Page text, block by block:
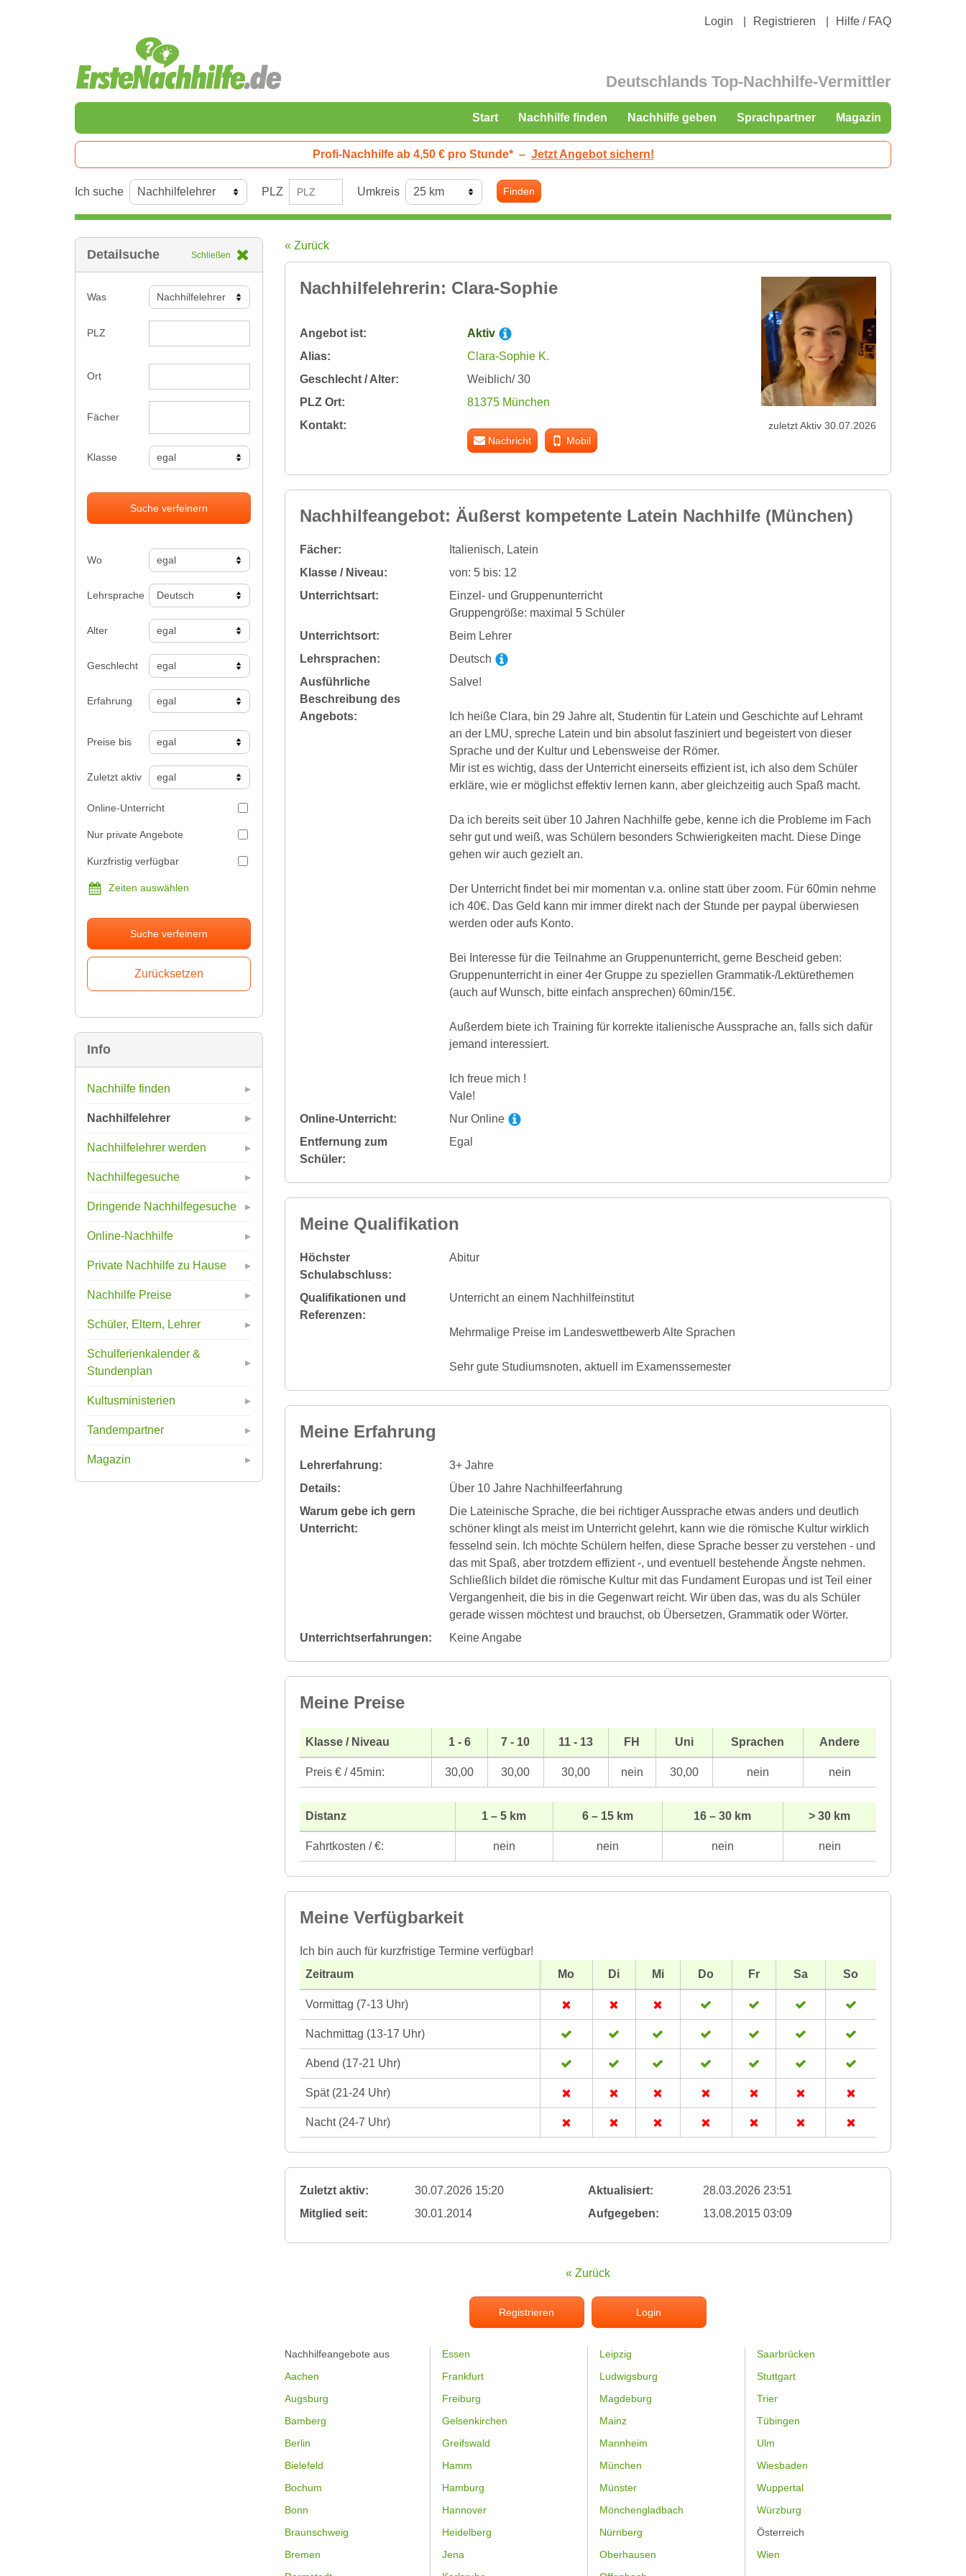
Login Registrieren Hilfe / FAQ
Deutschlands Top-Nachhilfe-Vermittler
Start Nachhilfe finden Nachhilfe geben Sprachpartner Magazin
Profi-Nachhilfe ab 4,50 € pro Stunde* – Jetzt Angebot sichern!
Ich suche PLZ Umkreis Finden
Detailsuche Schließen
Was
PLZ
Ort
Fächer
Klasse
Suche verfeinern
Wo
Lehrsprache
Alter
Geschlecht
Erfahrung
Preise bis
Zuletzt aktiv
Online-Unterricht
Nur private Angebote
Kurzfristig verfügbar
Zeiten auswählen
Suche verfeinern
Info
Nachhilfe finden
Nachhilfelehrer
Nachhilfelehrer werden
Nachhilfegesuche
Dringende Nachhilfegesuche
Online-Nachhilfe
Private Nachhilfe zu Hause
Nachhilfe Preise
Schüler, Eltern, Lehrer
Schulferienkalender &
Stundenplan
Kultusministerien
Tandempartner
Magazin
« Zurück
Nachhilfelehrerin: Clara-Sophie
Angebot ist:
Aktiv
Alias:
Clara-Sophie K.
Geschlecht / Alter:
Weiblich/ 30
PLZ Ort:
81375 München
Kontakt:
Nachricht Mobil
zuletzt Aktiv 30.07.2026
Nachhilfeangebot: Äußerst kompetente Latein Nachhilfe (München)
Fächer:
Italienisch, Latein
Klasse / Niveau:
von: 5 bis: 12
Unterrichtsart:
Einzel- und Gruppenunterricht
Gruppengröße: maximal 5 Schüler
Unterrichtsort:
Beim Lehrer
Lehrsprachen:
Deutsch
Ausführliche
Beschreibung des
Angebots:
Salve!
Ich heiße Clara, bin 29 Jahre alt, Studentin für Latein und Geschichte auf Lehramt
an der LMU, spreche Latein und bin absolut fasziniert und begeistert von dieser
Sprache und der Kultur und Lebensweise der Römer.
Mir ist es wichtig, dass der Unterricht einerseits effizient ist, ich also dem Schüler
erkläre, wie er möglichst effektiv lernen kann, aber gleichzeitig auch Spaß macht.
Da ich bereits seit über 10 Jahren Nachhilfe gebe, kenne ich die Probleme im Fach
sehr gut und weiß, was Schülern besonders Schwierigkeiten macht. Diese Dinge
gehen wir auch gezielt an.
Der Unterricht findet bei mir momentan v.a. online statt über zoom. Für 60min nehme
ich 40€. Das Geld kann mir immer direkt nach der Stunde per paypal überwiesen
werden oder aufs Konto.
Bei Interesse für die Teilnahme an Gruppenunterricht, gerne Bescheid geben:
Gruppenunterricht in einer 4er Gruppe zu speziellen Grammatik-/Lektürethemen
(auch auf Wunsch, bitte einfach ansprechen) 60min/15€.
Außerdem biete ich Training für korrekte italienische Aussprache an, falls sich dafür
jemand interessiert.
Ich freue mich !
Vale!
Online-Unterricht:
Nur Online
Entfernung zum
Schüler:
Egal
Meine Qualifikation
Höchster
Schulabschluss:
Abitur
Qualifikationen und
Referenzen:
Unterricht an einem Nachhilfeinstitut
Mehrmalige Preise im Landeswettbewerb Alte Sprachen
Sehr gute Studiumsnoten, aktuell im Examenssemester
Meine Erfahrung
Lehrerfahrung:
3+ Jahre
Details:
Über 10 Jahre Nachhilfeerfahrung
Warum gebe ich gern
Unterricht:
Die Lateinische Sprache, die bei richtiger Aussprache etwas anders und deutlich
schöner klingt als meist im Unterricht gelehrt, kann wie die römische Kultur wirklich
fesselnd sein. Ich möchte Schülern helfen, diese Sprache besser zu verstehen - und
das mit Spaß, aber trotzdem effizient -, und eventuell bestehende Ängste nehmen.
Schließlich bildet die römische Kultur mit das Fundament Europas und ist Teil einer
Vergangenheit, die bis in die Gegenwart reicht. Wir üben das, was du als Schüler
gerade wissen möchtest und brauchst, ob Übersetzen, Grammatik oder Wörter.
Unterrichtserfahrungen:
Keine Angabe
Meine Preise
Klasse / Niveau 1 - 6 7 - 10 11 - 13 FH Uni Sprachen Andere
Preis € / 45min: 30,00 30,00 30,00 nein 30,00 nein nein
Distanz 1 – 5 km 6 – 15 km 16 – 30 km > 30 km
Fahrtkosten / €: nein nein nein nein
Meine Verfügbarkeit
Ich bin auch für kurzfristige Termine verfügbar!
Zeitraum
Mo Di Mi Do Fr Sa So
Vormittag (7-13 Uhr)
Nachmittag (13-17 Uhr)
Abend (17-21 Uhr)
Spät (21-24 Uhr)
Nacht (24-7 Uhr)
Zuletzt aktiv: 30.07.2026 15:20 Aktualisiert:
28.03.2026 23:51
Mitglied seit:
30.01.2014 Aufgegeben: 13.08.2015 03:09
« Zurück
Registrieren Login
Nachhilfeangebote aus
Aachen
Augsburg
Bamberg
Berlin
Bielefeld
Bochum
Bonn
Braunschweig
Bremen
Essen
Frankfurt
Freiburg
Gelsenkirchen
Greifswald
Hamm
Hamburg
Hannover
Heidelberg
Jena
Leipzig
Ludwigsburg
Magdeburg
Mainz
Mannheim
München
Münster
Mönchengladbach
Nürnberg
Oberhausen
Saarbrücken
Stuttgart
Trier
Tübingen
Ulm
Wiesbaden
Wuppertal
Würzburg
Österreich
Wien